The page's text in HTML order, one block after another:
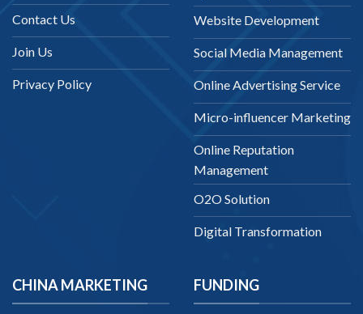
Contact Us
Join Us
Privacy Policy
Website Development
Social Media Management
Online Advertising Service
Micro-influencer Marketing
Online Reputation
Management
O2O Solution
Digital Transformation
CHINA MARKETING FUNDING